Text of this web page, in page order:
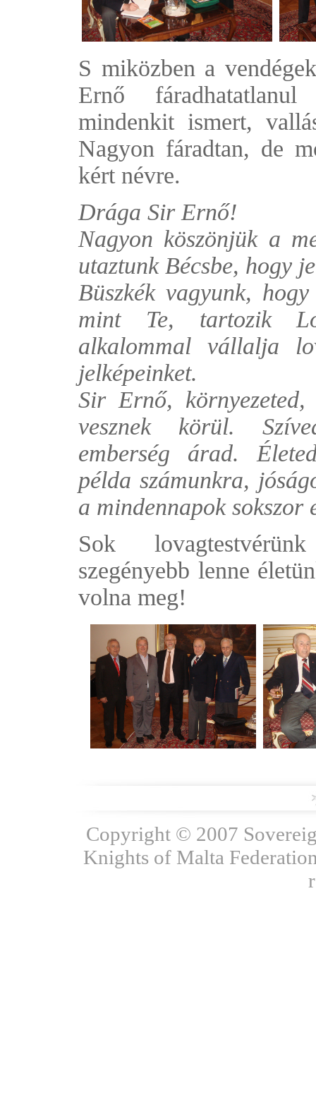
S miközben a
Ernő
mindenkit ismert,
Nagyon fáradtan, de
kért névre.
Drága Sir Ernő!
Nagyon köszönjük a
utaztunk Bécsbe, hogy
Büszkék vagyunk,
mint Te, tartozik
alkalommal vállalja
jelképeinket.
Sir Ernő,
vesznek körül.
emberség árad.
példa számunkra,
a mindennapok sokszor
Sok
szegényebb lenne
volna meg!
Copyright © 2007
Knights of Malta